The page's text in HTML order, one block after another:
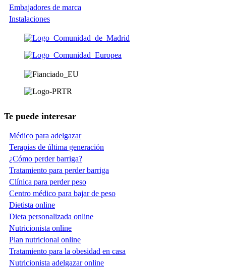
Embajadores de marca
Instalaciones
Te puede interesar
Médico para adelgazar
Terapias de última generación
¿Cómo perder barriga?
Tratamiento para perder barriga
Clínica para perder peso
Centro médico para bajar de peso
Dietista online
Dieta personalizada online
Nutricionista online
Plan nutricional online
Tratamiento para la obesidad en casa
Nutricionista adelgazar online